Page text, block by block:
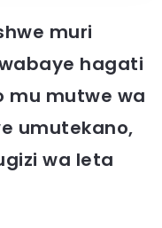
muri
hagati
mu mutwe wa
umutekano,
wa leta